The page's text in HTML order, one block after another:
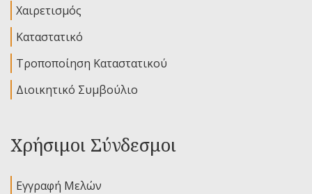
Χαιρετισμός
Καταστατικό
Τροποποίηση Καταστατικού
Διοικητικό Συμβούλιο
Χρήσιμοι Σύνδεσμοι
Εγγραφή Μελών